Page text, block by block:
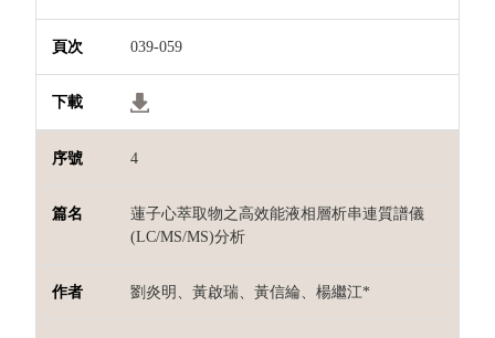
039-059
4
蓮子心萃取物之高效能液相層析串連質譜儀
(LC/MS/MS)分析
劉炎明、黃啟瑞、黃信綸、楊繼江*